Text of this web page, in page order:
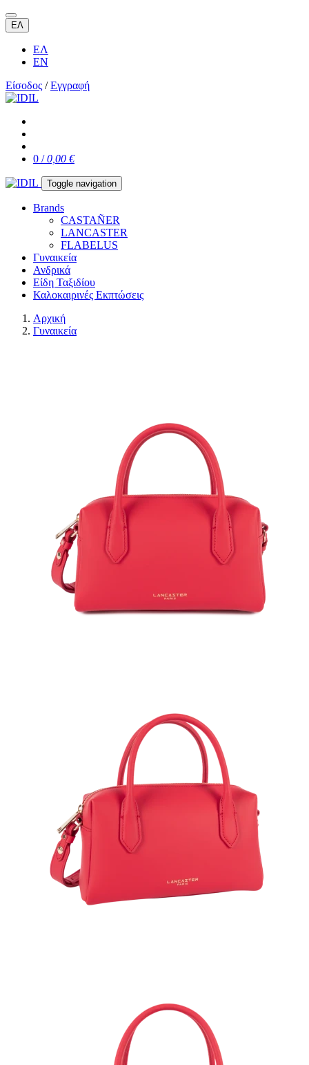
ΕΛ
ΕΛ
EN
Είσοδος /Εγγραφή
0 /0,00 €
Toggle navigation
Brands
CASTAÑER
LANCASTER
FLABELUS
Γυναικεία
Ανδρικά
Είδη Ταξιδίου
Καλοκαιρινές Εκπτώσεις
Αρχική
Γυναικεία